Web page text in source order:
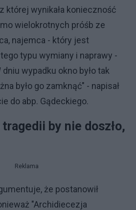
której wynikała konieczność
wielokrotnych próśb ze
najemca - który jest
typu wymiany i naprawy -
dniu wypadku okno było tak
było go zamknąć" - napisał
do abp. Gądeckiego.
by nie doszło,
Reklama
że postanowił
"Archidiecezja